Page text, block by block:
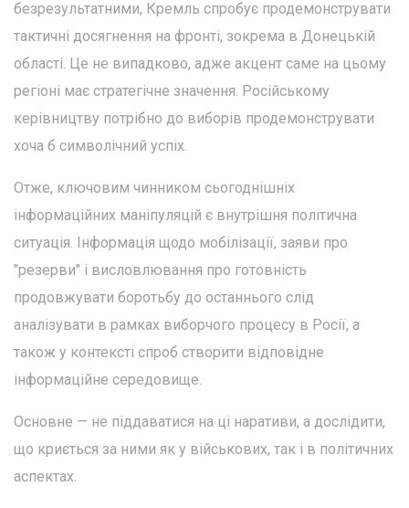
безрезультатними, Кремль спробує продемонструвати
тактичні досягнення на фронті, зокрема в Донецькій
області. Це не випадково, адже акцент саме на цьому
регіоні має стратегічне значення. Російському
керівництву потрібно до виборів продемонструвати
хоча б символічний успіх.
Отже, ключовим чинником сьогоднішніх
інформаційних маніпуляцій є внутрішня політична
ситуація. Інформація щодо мобілізації, заяви про
"резерви" і висловлювання про готовність
продовжувати боротьбу до останнього слід
аналізувати в рамках виборчого процесу в Росії, а
також у контексті спроб створити відповідне
інформаційне середовище.
Основне — не піддаватися на ці наративи, а дослідити,
що криється за ними як у військових, так і в політичних
аспектах.